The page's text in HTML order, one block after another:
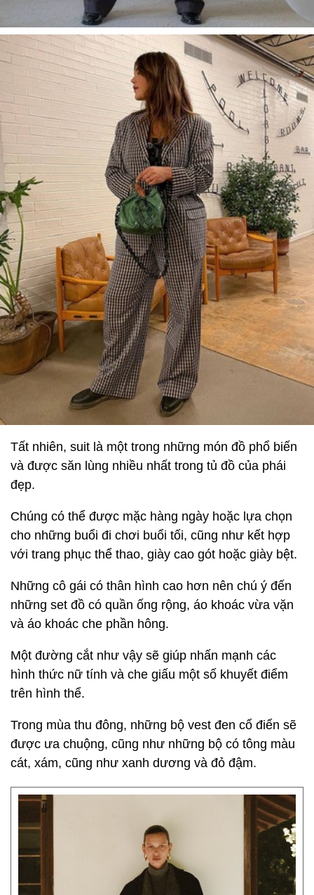
Tất nhiên, suit là một trong những món đồ phổ biến
và được săn lùng nhiều nhất trong tủ đồ của phái
đẹp.
Chúng có thể được mặc hàng ngày hoặc lựa chọn
cho những buổi đi chơi buổi tối, cũng như kết hợp
với trang phục thể thao, giày cao gót hoặc giày bệt.
Những cô gái có thân hình cao hơn nên chú ý đến
những set đồ có quần ống rộng, áo khoác vừa vặn
và áo khoác che phần hông.
Một đường cắt như vậy sẽ giúp nhấn mạnh các
hình thức nữ tính và che giấu một số khuyết điểm
trên hình thể.
Trong mùa thu đông, những bộ vest đen cổ điển sẽ
được ưa chuộng, cũng như những bộ có tông màu
cát, xám, cũng như xanh dương và đỏ đậm.